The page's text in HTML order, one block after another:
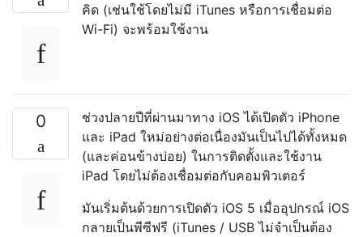
คิด (เช่นใช้โดยไม่มี iTunes หรือการเชื่อมต่อ
Wi-Fi) จะพร้อมใช้งาน
0
ช่วงปลายปีที่ผ่านมาทาง iOS ได้เปิดตัว iPhone
และ iPad ใหม่อย่างต่อเนื่องมันเป็นไปได้ทั้งหมด
(และค่อนข้างบ่อย) ในการติดตั้งและใช้งาน
iPad โดยไม่ต้องเชื่อมต่อกับคอมพิวเตอร์
มันเริ่มต้นด้วยการเปิดตัว iOS 5 เมื่ออุปกรณ์ iOS
กลายเป็นพีซีฟรี (iTunes / USB ไม่จำเป็นต้อง